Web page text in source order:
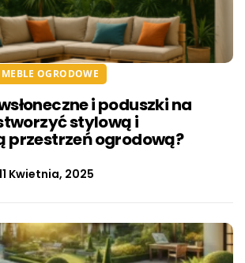
MEBLE OGRODOWE
i poduszki na
stylową i
przestrzeń ogrodową?
Kwietnia, 2025